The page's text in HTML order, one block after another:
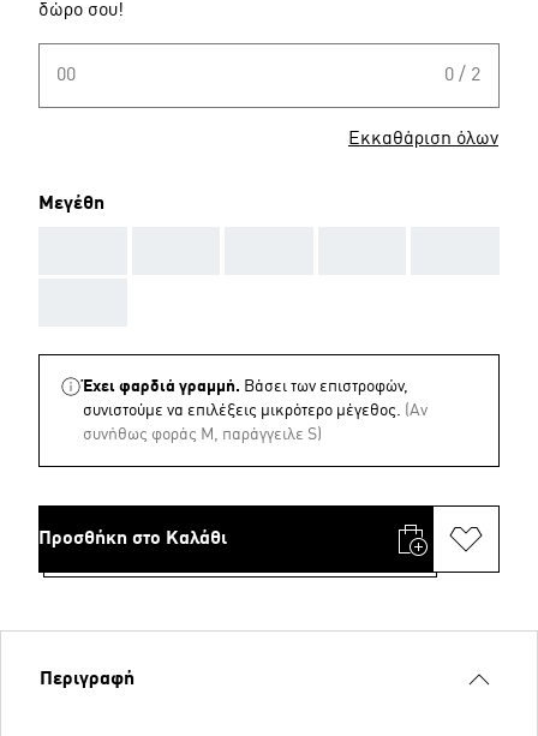
δώρο σου!
00 0 / 2
Εκκαθάριση όλων
Μεγέθη
Έχει φαρδιά γραμμή. Βάσει των επιστροφών,
συνιστούμε να επιλέξεις μικρότερο μέγεθος. (Aν
συνήθως φοράς M, παράγγειλε S)
Προσθήκη στο Καλάθι
Περιγραφή